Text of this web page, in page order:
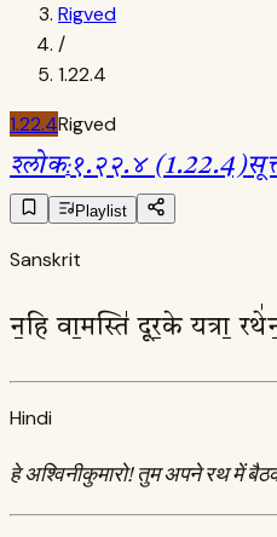
Rigved
/
1.22.4
1.22.4Rigved
श्लोक:१.२२.४ (1.22.4)
Playlist
Sanskrit
न॒हि वा॒मस्ति॑ दूर॒के यत्रा॒
Hindi
हे अश्विनीकुमारो! तुम अपने रथ में